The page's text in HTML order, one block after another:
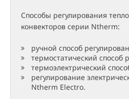
Способы регулирования
конвекторов серии Ntherm:
ручной способ
термостатический способ
термоэлектрический
регулирование
Ntherm Electro.